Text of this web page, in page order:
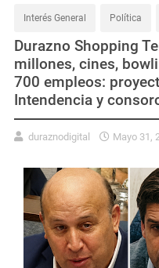
Interés General Política
Durazno Shopping
millones, cines,
700 empleos:
Intendencia y
duraznodigital Mayo 31,